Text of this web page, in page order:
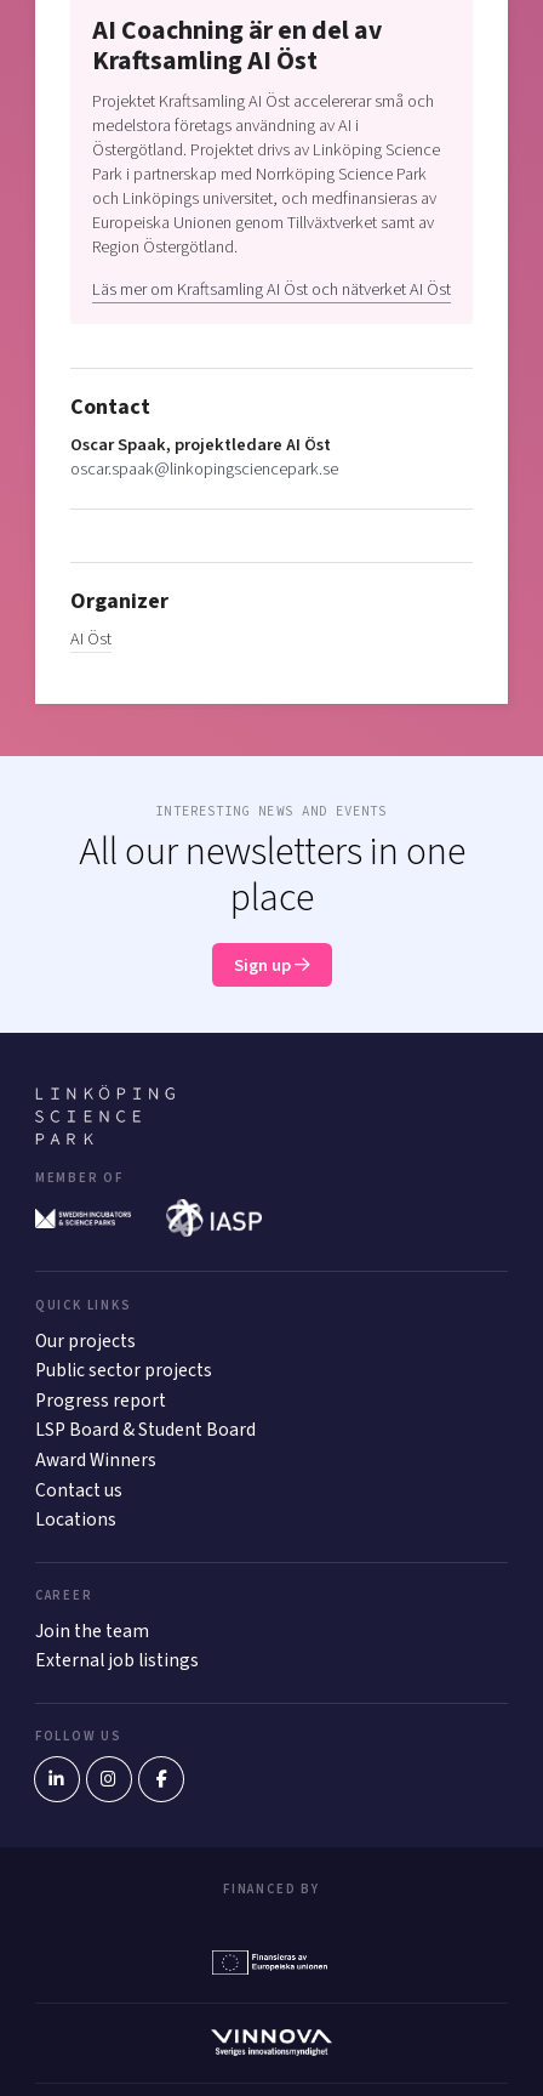
AI Coachning är en del av
Kraftsamling AI Öst
Projektet Kraftsamling AI Öst accelererar små och
medelstora företags användning av AI i
Östergötland. Projektet drivs av Linköping Science
Park i partnerskap med Norrköping Science Park
och Linköpings universitet, och medfinansieras av
Europeiska Unionen genom Tillväxtverket samt av
Region Östergötland.
Läs mer om Kraftsamling AI Öst och nätverket AI Öst
Contact
Oscar Spaak, projektledare AI Öst
oscar.spaak@linkopingsciencepark.se
Organizer
AI Öst
INTERESTING NEWS AND EVENTS
All our newsletters in one
place
Sign up
MEMBER OF
QUICK LINKS
Our projects
Public sector projects
Progress report
LSP Board & Student Board
Award Winners
Contact us
Locations
CAREER
Join the team
External job listings
FOLLOW US
FINANCED BY